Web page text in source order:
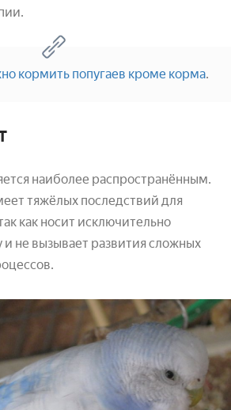
кормить попугаев кроме корма.
наиболее распространённым.
тяжёлых последствий для
как носит исключительно
не вызывает развития сложных